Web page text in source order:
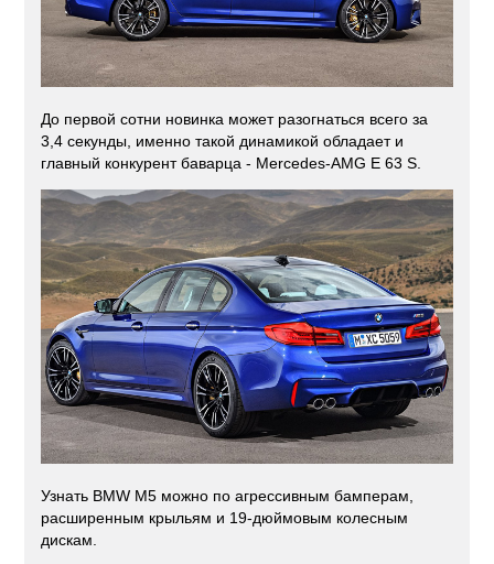
До первой сотни новинка может разогнаться всего за
3,4 секунды, именно такой динамикой обладает и
главный конкурент баварца - Mercedes-AMG E 63 S.
Узнать BMW M5 можно по агрессивным бамперам,
расширенным крыльям и 19-дюймовым колесным
дискам.